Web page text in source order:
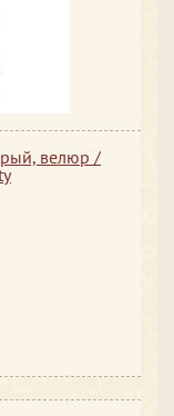
велюр /